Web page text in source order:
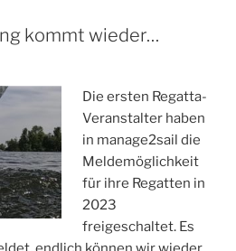
kommt wieder…
Die ersten Regatta-
Veranstalter haben
in manage2sail die
Meldemöglichkeit
für ihre Regatten in
2023
freigeschaltet. Es